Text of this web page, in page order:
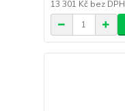
13 301 Kč bez DPH